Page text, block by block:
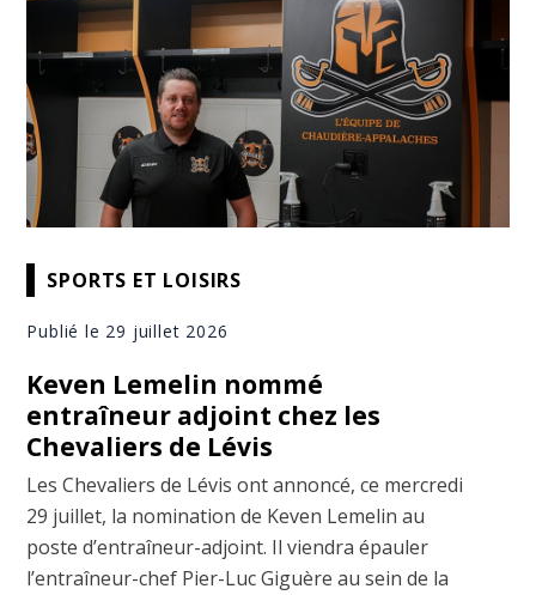
SPORTS ET LOISIRS
Publié le 29 juillet 2026
Keven Lemelin nommé
entraîneur adjoint chez les
Chevaliers de Lévis
Les Chevaliers de Lévis ont annoncé, ce mercredi
29 juillet, la nomination de Keven Lemelin au
poste d’entraîneur-adjoint. Il viendra épauler
l’entraîneur-chef Pier-Luc Giguère au sein de la